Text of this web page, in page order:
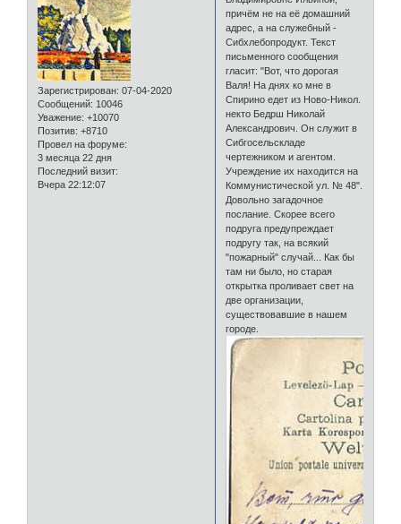
Зарегистрирован: 07-04-2020
Сообщений: 10046
Уважение: +10070
Позитив: +8710
Провел на форуме:
3 месяца 22 дня
Последний визит:
Вчера 22:12:07
причём не на её домашний
адрес, а на служебный -
Сибхлебопродукт. Текст
письменного сообщения
гласит: "Вот, что дорогая
Валя! На днях ко мне в
Спирино едет из Ново-Никол.
некто Бедрш Николай
Александрович. Он служит в
Сибгосельскладе
чертежником и агентом.
Учреждение их находится на
Коммунистической ул. № 48".
Довольно загадочное
послание. Скорее всего
подруга предупреждает
подругу так, на всякий
"пожарный" случай... Как бы
там ни было, но старая
открытка проливает свет на
две организации,
существовавшие в нашем
городе.